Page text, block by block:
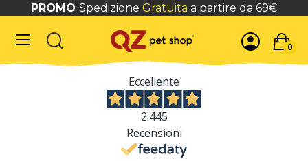
PROMO Spedizione Gratuita a partire da 69€
0
Eccellente
2.445
Recensioni